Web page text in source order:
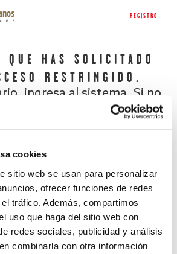
cookies
sitio web se usan para personalizar
ofrecer funciones de redes
tráfico. Además, compartimos
uso que haga del sitio web con
redes sociales, publicidad y análisis
combinarla con otra información
REGISTRO
QUE HAS SOLICITADO
RESTRINGIDO.
ingresa al sistema. Si no,